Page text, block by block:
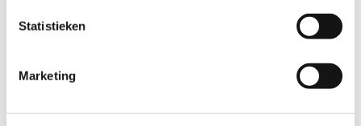
Statistieken
Marketing